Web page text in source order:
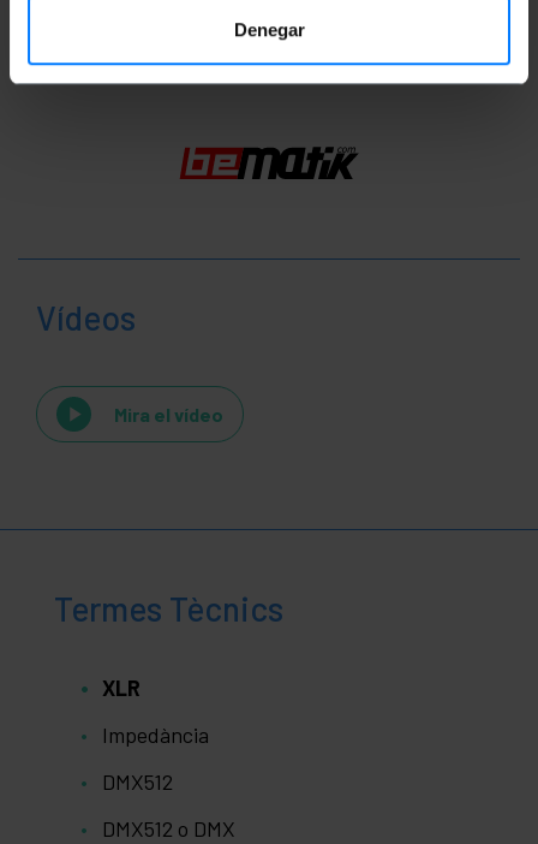
Denegar
Vídeos
Mira el vídeo
Termes Tècnics
XLR
Impedància
DMX512
DMX512 o DMX